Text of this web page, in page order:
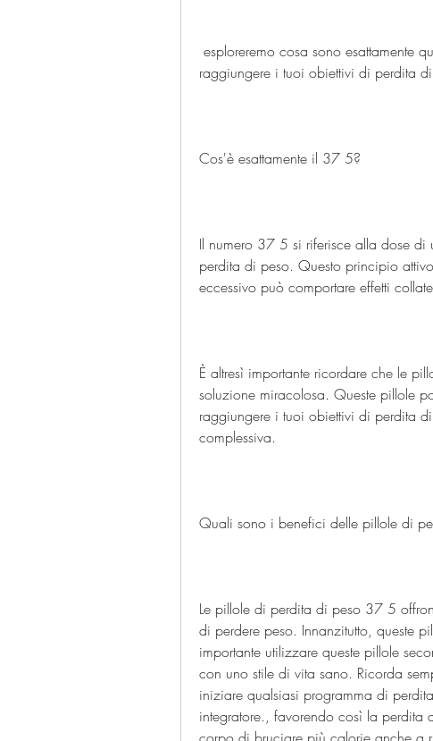
raggiungere i tuoi obiettivi di perdita
Cos'è esattamente il 37 5?
Il numero 37 5 si riferisce alla dose di
perdita di peso. Questo principio
eccessivo può comportare effetti
È altresì importante ricordare che le
soluzione miracolosa. Queste pillole
raggiungere i tuoi obiettivi di perdita
complessiva.
Quali sono i benefici delle pillole di
Le pillole di perdita di peso 37 5
di perdere peso. Innanzitutto, queste
importante utilizzare queste pillole
con uno stile di vita sano. Ricorda
iniziare qualsiasi programma di
integratore., favorendo così la perdita